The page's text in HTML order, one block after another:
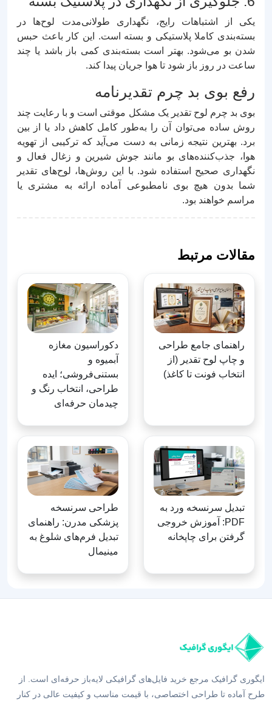
یکی از اشتباهات رایج، نگهداری طولانی‌مدت لوح‌ها در
بسته‌بندی کاملا پلاستیکی و بسته است. این کار باعث حبس
شدن بو می‌شود. بهتر است بسته‌بندی کمی باز باشد یا چند
ساعت در روز باز شود تا هوا جریان پیدا کند.
رفع بوی بد چرم تقدیرنامه
بوی بد چرم لوح تقدیر یک مشکل موقتی است و با رعایت چند
روش ساده می‌توان آن را به‌طور کامل کاهش داد یا از بین
برد. بهترین نتیجه زمانی به دست می‌آید که ترکیبی از تهویه
هوا، جذب‌کننده‌های بو مانند جوش شیرین و زغال فعال و
نگهداری صحیح استفاده شود. با این روش‌ها، لوح‌های تقدیر
شما بدون هیچ بوی نامطبوعی آماده ارائه به مشتری یا
مراسم خواهند بود.
مقالات مرتبط
راهنمای جامع طراحی
و چاپ لوح تقدیر (از
انتخاب فونت تا کاغذ)
دکوراسیون مغازه
آبمیوه و
بستنی‌فروشی؛ ایده
طراحی، انتخاب رنگ و
چیدمان حرفه‌ای
تبدیل سرنسخه ورد به
PDF: آموزش خروجی
گرفتن برای چاپخانه
طراحی سرنسخه
پزشکی مدرن: راهنمای
تبدیل فرم‌های شلوغ به
مینیمال
ایگوری گرافیک مرجع خرید فایل‌های گرافیکی لایه‌باز حرفه‌ای است. از
طرح آماده تا طراحی اختصاصی، با قیمت مناسب و کیفیت عالی در کنار